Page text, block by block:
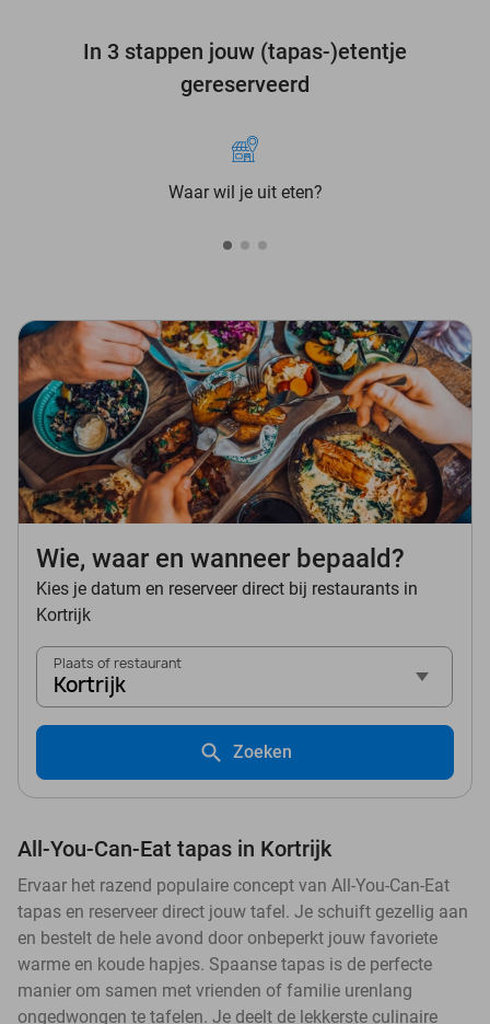
In 3 stappen jouw (tapas-)etentje
gereserveerd
Waar wil je uit eten?
Wie, waar en wanneer bepaald?
Kies je datum en reserveer direct bij restaurants in
Kortrijk
Plaats of restaurant
Kortrijk
Zoeken
All-You-Can-Eat tapas in Kortrijk
Ervaar het razend populaire concept van All-You-Can-Eat
tapas en reserveer direct jouw tafel. Je schuift gezellig aan
en bestelt de hele avond door onbeperkt jouw favoriete
warme en koude hapjes. Spaanse tapas is de perfecte
manier om samen met vrienden of familie urenlang
ongedwongen te tafelen. Je deelt de lekkerste culinaire